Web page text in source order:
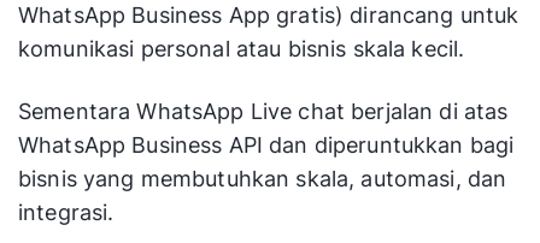
WhatsApp Business App gratis) dirancang untuk
komunikasi personal atau bisnis skala kecil.
Sementara WhatsApp Live chat berjalan di atas
WhatsApp Business API dan diperuntukkan bagi
bisnis yang membutuhkan skala, automasi, dan
integrasi.